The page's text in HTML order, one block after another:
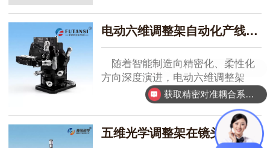
电动六维调整架自动化产线集成方案：从设备到系统的无缝嵌入之道
随着智能制造向精密化、柔性化
方向深度演进，电动六维调整架
五维光学调整架在镜头组装中的应用：实现光轴精准调校的核心利器
获取精密对准耦合系统技术方案
获取精密对准耦合系统技术方案